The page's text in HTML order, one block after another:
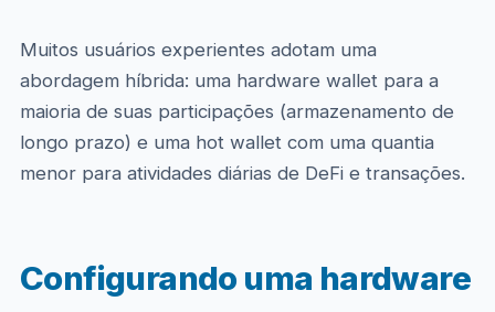
Muitos usuários experientes adotam uma
abordagem híbrida: uma hardware wallet para a
maioria de suas participações (armazenamento de
longo prazo) e uma hot wallet com uma quantia
menor para atividades diárias de DeFi e transações.
Configurando uma hardware